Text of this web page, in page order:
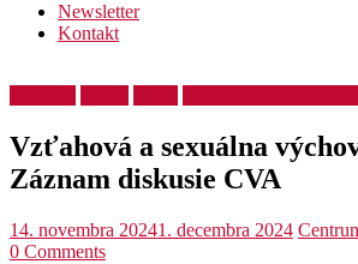
Newsletter
Kontakt
Vzťahová a sexuálna
Záznam diskusie CVA
14. novembra 20241. decembra 2024
0 Comments